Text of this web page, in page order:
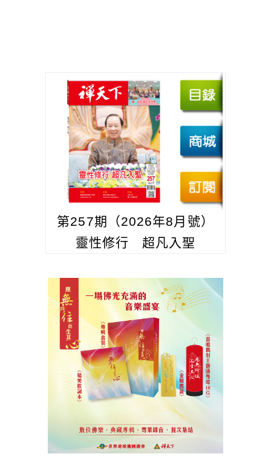
第257期（2026年8月號）
靈性修行 超凡入聖